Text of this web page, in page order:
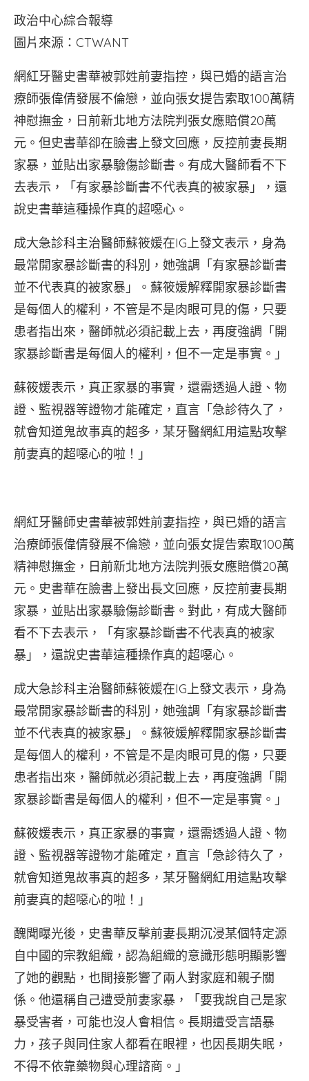
政治中心綜合報導
圖片來源：CTWANT
網紅牙醫史書華被郭姓前妻指控，與已婚的語言治
療師張偉倩發展不倫戀，並向張女提告索取100萬精
神慰撫金，日前新北地方法院判張女應賠償20萬
元。但史書華卻在臉書上發文回應，反控前妻長期
家暴，並貼出家暴驗傷診斷書。有成大醫師看不下
去表示，「有家暴診斷書不代表真的被家暴」，還
說史書華這種操作真的超噁心。
成大急診科主治醫師蘇筱媛在IG上發文表示，身為
最常開家暴診斷書的科別，她強調「有家暴診斷書
並不代表真的被家暴」。蘇筱媛解釋開家暴診斷書
是每個人的權利，不管是不是肉眼可見的傷，只要
患者指出來，醫師就必須記載上去，再度強調「開
家暴診斷書是每個人的權利，但不一定是事實。」
蘇筱媛表示，真正家暴的事實，還需透過人證、物
證、監視器等證物才能確定，直言「急診待久了，
就會知道鬼故事真的超多，某牙醫網紅用這點攻擊
前妻真的超噁心的啦！」
網紅牙醫師史書華被郭姓前妻指控，與已婚的語言
治療師張偉倩發展不倫戀，並向張女提告索取100萬
精神慰撫金，日前新北地方法院判張女應賠償20萬
元。史書華在臉書上發出長文回應，反控前妻長期
家暴，並貼出家暴驗傷診斷書。對此，有成大醫師
看不下去表示，「有家暴診斷書不代表真的被家
暴」，還說史書華這種操作真的超噁心。
成大急診科主治醫師蘇筱媛在IG上發文表示，身為
最常開家暴診斷書的科別，她強調「有家暴診斷書
並不代表真的被家暴」。蘇筱媛解釋開家暴診斷書
是每個人的權利，不管是不是肉眼可見的傷，只要
患者指出來，醫師就必須記載上去，再度強調「開
家暴診斷書是每個人的權利，但不一定是事實。」
蘇筱媛表示，真正家暴的事實，還需透過人證、物
證、監視器等證物才能確定，直言「急診待久了，
就會知道鬼故事真的超多，某牙醫網紅用這點攻擊
前妻真的超噁心的啦！」
醜聞曝光後，史書華反擊前妻長期沉浸某個特定源
自中國的宗教組織，認為組織的意識形態明顯影響
了她的觀點，也間接影響了兩人對家庭和親子關
係。他還稱自己遭受前妻家暴，「要我說自己是家
暴受害者，可能也沒人會相信。長期遭受言語暴
力，孩子與同住家人都看在眼裡，也因長期失眠，
不得不依靠藥物與心理諮商。」